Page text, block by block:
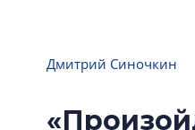
Дмитрий Синочкин